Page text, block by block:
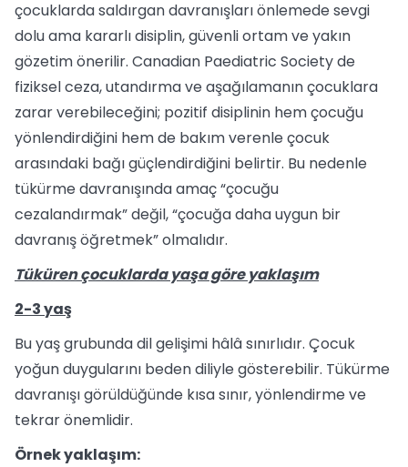
çocuklarda saldırgan davranışları önlemede sevgi
dolu ama kararlı disiplin, güvenli ortam ve yakın
gözetim önerilir. Canadian Paediatric Society de
fiziksel ceza, utandırma ve aşağılamanın çocuklara
zarar verebileceğini; pozitif disiplinin hem çocuğu
yönlendirdiğini hem de bakım verenle çocuk
arasındaki bağı güçlendirdiğini belirtir. Bu nedenle
tükürme davranışında amaç “çocuğu
cezalandırmak” değil, “çocuğa daha uygun bir
davranış öğretmek” olmalıdır.
Tüküren çocuklarda yaşa göre yaklaşım
2-3 yaş
Bu yaş grubunda dil gelişimi hâlâ sınırlıdır. Çocuk
yoğun duygularını beden diliyle gösterebilir. Tükürme
davranışı görüldüğünde kısa sınır, yönlendirme ve
tekrar önemlidir.
Örnek yaklaşım: